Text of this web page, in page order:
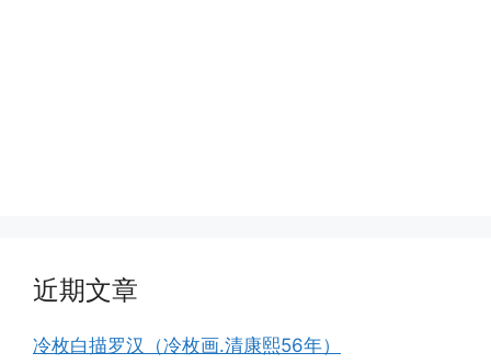
近期文章
冷枚白描罗汉（冷枚画.清康熙56年）